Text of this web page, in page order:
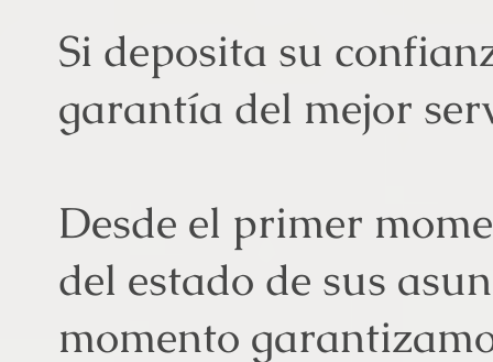
Si deposita su
garantía del mejor
Desde el primer
del estado de sus
momento